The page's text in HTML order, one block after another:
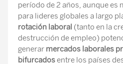
período de 2 años, aunque es
para lideres globales a largo
rotación laboral (tanto en la
destrucción de empleo)
generar mercados laborales
bifurcadosentre los países